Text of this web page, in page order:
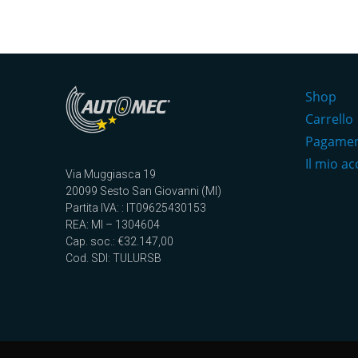
Via Muggiasca 19
20099 Sesto San Giovanni (MI)
Partita IVA: : IT09625430153
REA: MI – 1304604
Cap. soc.: €32.147,00
Cod. SDI: TULURSB
Shop
Carrello
Il mio